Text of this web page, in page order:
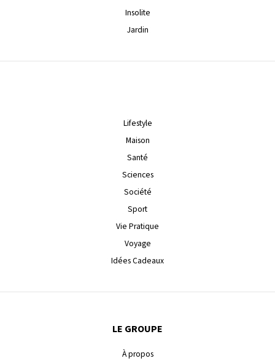
Insolite
Jardin
Lifestyle
Maison
Santé
Sciences
Société
Sport
Vie Pratique
Voyage
Idées Cadeaux
LE GROUPE
À propos